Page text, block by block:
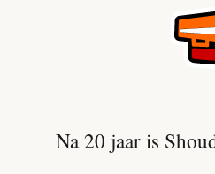
Na 20 jaar is